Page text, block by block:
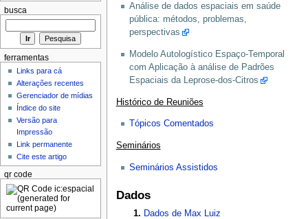
Análise de dados espaciais em saúde
pública: métodos, problemas,
perspectivas
Modelo Autologístico Espaço-Temporal
com Aplicação à análise de Padrões
Espaciais da Leprose-dos-Citros
Histórico de Reuniões
Tópicos Comentados
Seminários
Seminários Assistidos
Dados
Dados de Max Luiz
busca
ferramentas
Links para cá
Alterações recentes
Gerenciador de mídias
Índice do site
Versão para
Impressão
Link permanente
Cite este artigo
qr code